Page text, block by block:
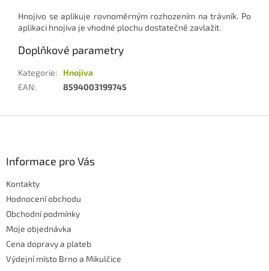
Hnojivo se aplikuje rovnoměrným rozhozením na trávník. Po
aplikaci hnojiva je vhodné plochu dostatečně zavlažit.
Doplňkové parametry
Kategorie:
Hnojiva
EAN: 8594003199745
Informace pro Vás
Kontakty
Hodnocení obchodu
Obchodní podmínky
Moje objednávka
Cena dopravy a plateb
Výdejní místo Brno a Mikulčice